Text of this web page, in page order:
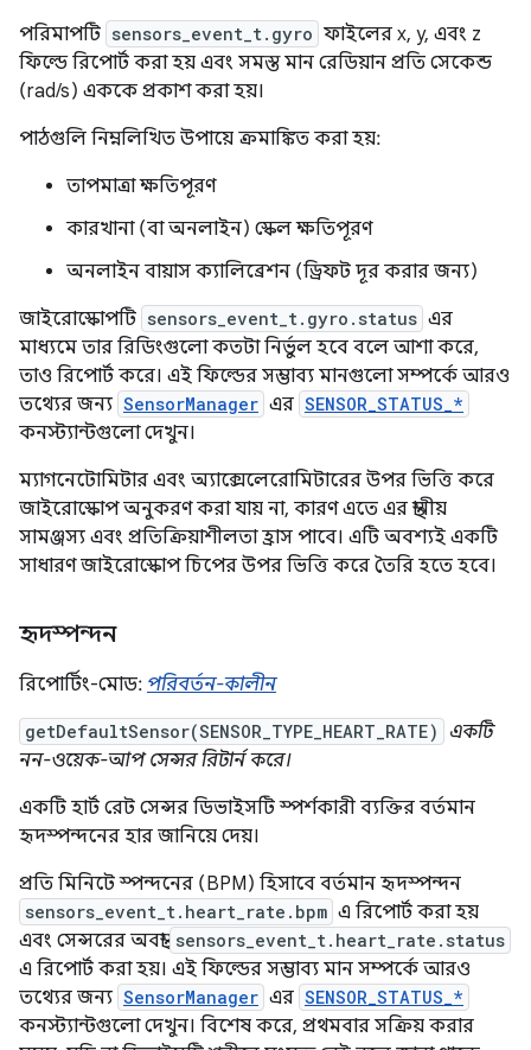
পরিমাপটি sensors_event_t.gyro ফাইলের x, y, এবং z
ফিল্ডে রিপোর্ট করা হয় এবং সমস্ত মান রেডিয়ান প্রতি সেকেন্ড
(rad/s) এককে প্রকাশ করা হয়।
পাঠগুলি নিম্নলিখিত উপায়ে ক্রমাঙ্কিত করা হয়:
তাপমাত্রা ক্ষতিপূরণ
কারখানা (বা অনলাইন) স্কেল ক্ষতিপূরণ
অনলাইন বায়াস ক্যালিব্রেশন (ড্রিফট দূর করার জন্য)
জাইরোস্কোপটি sensors_event_t.gyro.status এর
মাধ্যমে তার রিডিংগুলো কতটা নির্ভুল হবে বলে আশা করে,
তাও রিপোর্ট করে। এই ফিল্ডের সম্ভাব্য মানগুলো সম্পর্কে আরও
তথ্যের জন্য SensorManager এর SENSOR_STATUS_*
কনস্ট্যান্টগুলো দেখুন।
ম্যাগনেটোমিটার এবং অ্যাক্সেলেরোমিটারের উপর ভিত্তি করে
জাইরোস্কোপ অনুকরণ করা যায় না, কারণ এতে এর স্থানীয়
সামঞ্জস্য এবং প্রতিক্রিয়াশীলতা হ্রাস পাবে। এটি অবশ্যই একটি
সাধারণ জাইরোস্কোপ চিপের উপর ভিত্তি করে তৈরি হতে হবে।
হৃদস্পন্দন
রিপোর্টিং-মোড: পরিবর্তন-কালীন
getDefaultSensor(SENSOR_TYPE_HEART_RATE)
একটি
নন-ওয়েক-আপ সেন্সর রিটার্ন করে।
একটি হার্ট রেট সেন্সর ডিভাইসটি স্পর্শকারী ব্যক্তির বর্তমান
হৃদস্পন্দনের হার জানিয়ে দেয়।
প্রতি মিনিটে স্পন্দনের (BPM) হিসাবে বর্তমান হৃদস্পন্দন
sensors_event_t.heart_rate.bpm এ রিপোর্ট করা হয়
এবং সেন্সরের অবস্থা sensors_event_t.heart_rate.status
এ রিপোর্ট করা হয়। এই ফিল্ডের সম্ভাব্য মান সম্পর্কে আরও
তথ্যের জন্য SensorManager এর SENSOR_STATUS_*
কনস্ট্যান্টগুলো দেখুন। বিশেষ করে, প্রথমবার সক্রিয় করার